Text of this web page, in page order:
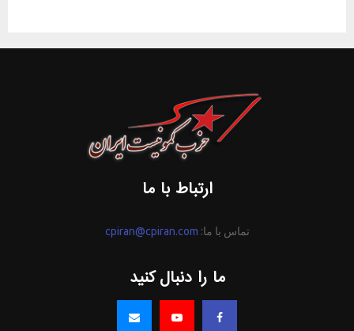
ارتباط با ما
تماس با ما: cpiran@cpiran.com
ما را دنبال کنید